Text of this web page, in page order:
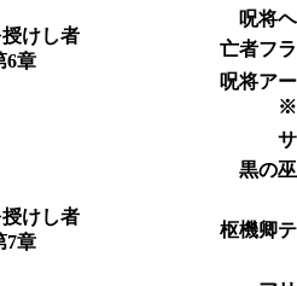
けし者
6章
呪将
亡者フ
呪将ア
※
黒の
けし者
7章
枢機卿